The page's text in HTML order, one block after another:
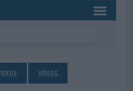
VIDEOS